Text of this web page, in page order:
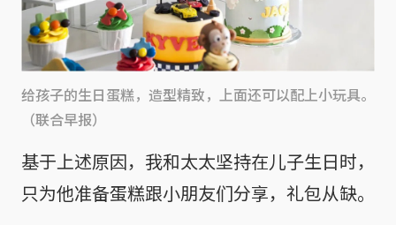
给孩子的生日蛋糕，造型精致，上面还可以配上小玩具。
（联合早报）
基于上述原因，我和太太坚持在儿子生日时，
只为他准备蛋糕跟小朋友们分享，礼包从缺。